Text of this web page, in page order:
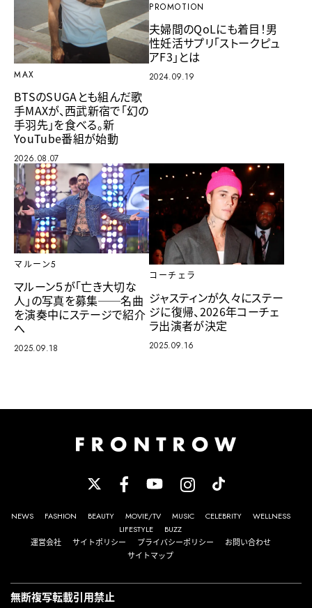
MAX
BTSのSUGAとも組んだ歌
手MAXが、西武新宿で「幻の
手羽先」を食べる。新
YouTube番組が始動
2026.08.07
PROMOTION
夫婦間のQoLにも着目！男
性妊活サプリ「ストークピュ
アF3」とは
2024.09.19
マルーン5
マルーン５が「亡き大切な
人」の写真を募集──名曲
を演奏中にステージで紹介
へ
2025.09.18
コーチェラ
ジャスティンが久々にステー
ジに復帰、2026年コーチェ
ラ出演者が決定
2025.09.16
NEWS FASHION BEAUTY MOVIE/TV MUSIC CELEBRITY
WELLNESS
LIFESTYLE
BUZZ
運営会社
サイトポリシー プライバシーポリシー
お問い合わせ
サイトマップ
無断複写転載引用禁止